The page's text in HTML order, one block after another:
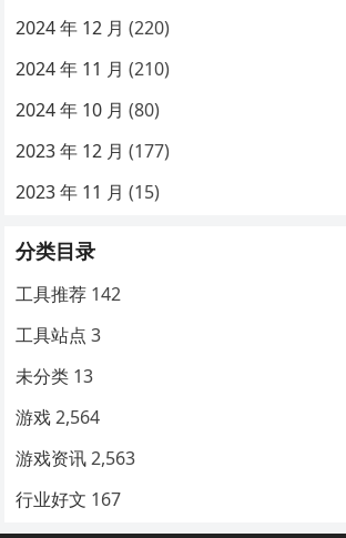
2024 年 12 月 (220)
2024 年 11 月 (210)
2024 年 10 月 (80)
2023 年 12 月 (177)
2023 年 11 月 (15)
分类目录
工具推荐 142
工具站点 3
未分类 13
游戏 2,564
游戏资讯 2,563
行业好文 167